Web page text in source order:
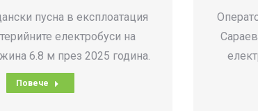
пусна в експлоатация
електробуси на
6.8 м през 2025 година.
Повече